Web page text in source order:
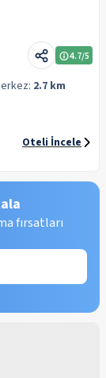
4.7/5
2.7 km
Oteli İncele
fırsatları